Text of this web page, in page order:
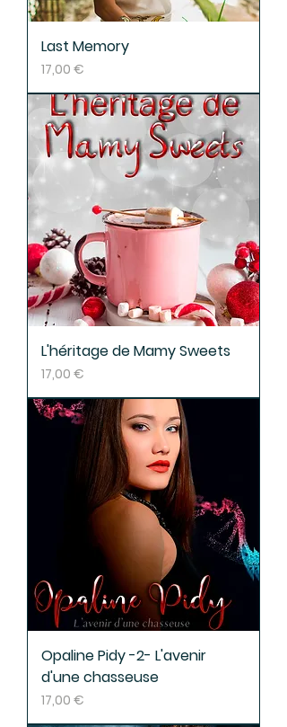
Last Memory
Prix
17,00 €
L'héritage de Mamy Sweets
Prix
17,00 €
Opaline Pidy -2- L'avenir
d'une chasseuse
Prix
17,00 €